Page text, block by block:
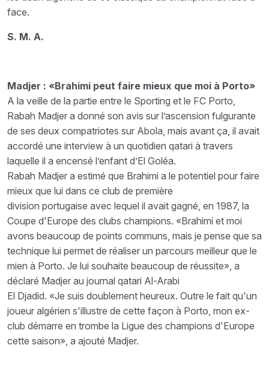
face.
S. M. A.
Madjer : «Brahimi peut faire mieux que moi à Porto»
A la veille de la partie entre le Sporting et le FC Porto,
Rabah Madjer a donné son avis sur l’ascension fulgurante
de ses deux compatriotes sur Abola, mais avant ça, il avait
accordé une interview à un quotidien qatari à travers
laquelle il a encensé l’enfant d’El Goléa.
Rabah Madjer a estimé que Brahimi a le potentiel pour faire
mieux que lui dans ce club de première
division portugaise avec lequel il avait gagné, en 1987, la
Coupe d'Europe des clubs champions. «Brahimi et moi
avons beaucoup de points communs, mais je pense que sa
technique lui permet de réaliser un parcours meilleur que le
mien à Porto. Je lui souhaite beaucoup de réussite», a
déclaré Madjer au journal qatari Al-Arabi
El Djadid. «Je suis doublement heureux. Outre le fait qu'un
joueur algérien s'illustre de cette façon à Porto, mon ex-
club démarre en trombe la Ligue des champions d'Europe
cette saison», a ajouté Madjer.